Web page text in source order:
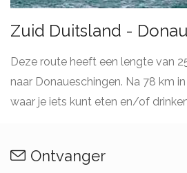
Zuid Duitsland -
Deze route heeft een lengte van
naar Donaueschingen. Na 78 km
waar je iets kunt eten en/of
Ontvanger